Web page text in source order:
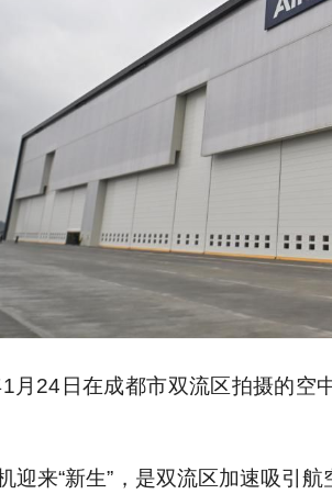
月24日在成都市双流区拍摄的空
迎来“新生”，是双流区加速吸引